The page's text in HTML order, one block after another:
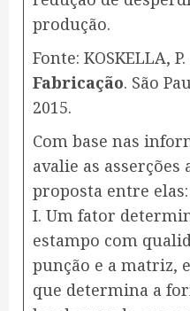
produção.
​Fonte: KOSKELLA, P.
Fabricação. São
2015.
Com base nas
avalie as asserções
proposta entre elas:
I. Um fator
estampo com
punção e a matriz,
que determina a